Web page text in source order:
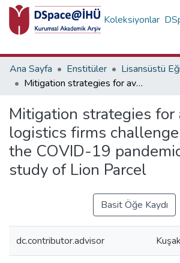
Koleksiyonlar
Ana Sayfa
Enstitüler
Mitigation strategies for aviation logistics firms challenges during the COVID-19 pandemic: A case study of Lion Parcel
Mitigation strategies for
logistics firms
the COVID-19
study of Lion Parcel
Basit Öğe Kaydı
dc.contributor.advisor